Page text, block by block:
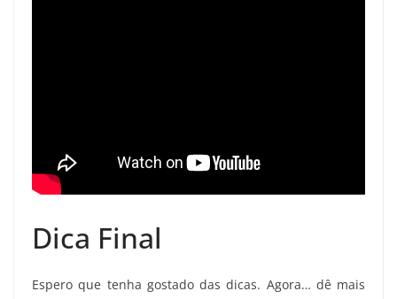
Dica Final
Espero que tenha gostado das dicas. Agora… dê mais